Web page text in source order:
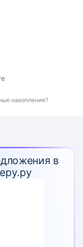
накопления?
в